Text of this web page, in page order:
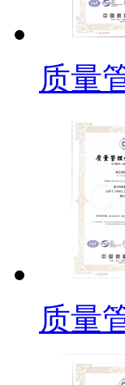
质量
质量